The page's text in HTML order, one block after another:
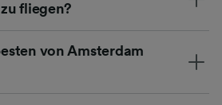
fliegen?
von Amsterdam